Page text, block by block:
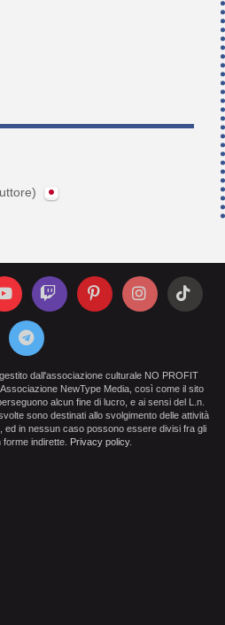
dall'associazione culturale NO PROFIT
NewType Media, così come il sito
alcun fine di lucro, e ai sensi del L.n.
sono destinati allo svolgimento delle attività
ed in nessun caso possono essere divisi fra gli
indirette. Privacy policy.